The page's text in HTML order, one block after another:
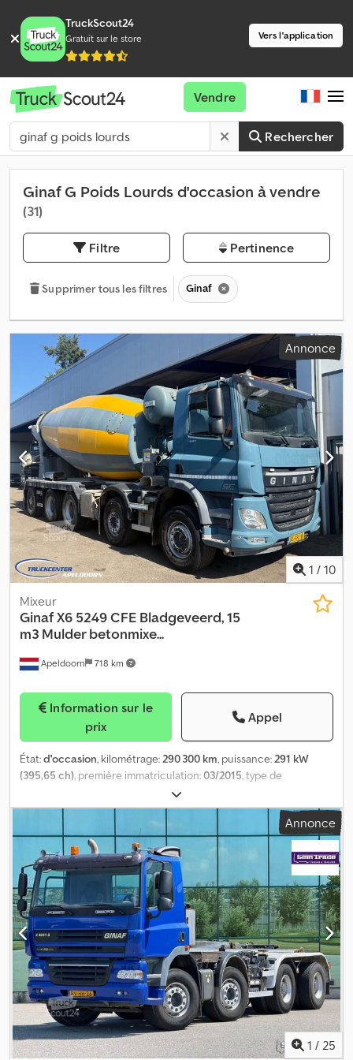
TruckScout24
Gratuit sur le store Vers l'application
Rechercher
Vendre
Ginaf G Poids Lourds d'occasion à vendre
(31)
Filtre Pertinence
Supprimer tous les filtres Ginaf
Annonce
1 / 10
Apeldoorn 718 km
Mixeur
GinafX6 5249 CFE Bladgeveerd, 15
m3 Mulder betonmixe...
prix
Appel
État:d'occasion, kilométrage:290 300 km, puissance:291 kW
(395,65 ch), première immatriculation:03/2015, type de
, configuration d'essieux:
7 750 mm, carburant:diesel, couleur:autre, cabine conducteur:
, type d'engrenage:
, classe d'émission:
Euro 6, nombre de sièges:2, longueur totale:10 810 mm, largeur
totale:2 550 mm, charge admissible sur essieu (essieu 1):
10 000
kg , charge maximale autorisée par essieu (essieu 2): 10 000 kg,
charge d'essieu autorisée (essieu 3):9 500 kg, Année de
construction:2015, Équipement:
ABS, direction assistée,
régulation électrique des vitres, rétroviseur électrique, = Plus
d'options et d'accessoires = - Antidémarrage - Essieu directeur -
Klaxon pneumatique - Limiteur de vitesse - Radio - Réduction Du
Moyeu - Sper = Remarques = Structure Volume: 15 m3 Ginaf, 2015,
10x4 avec réduction de moyeu, Feuilles jaillissantes, 290 000 km,
Euro 6, Boîte de vitesses manuelle, Climatisation, Bétonnière
Mulder 15 m3 = Plus d'informations = Informations techniques
Nombre de cylindres: 6 Capacité du moteur: 10.837 cc
Configuration essieu Charge max. sur essieu avant: 10000 kg
Annonce
1 / 25